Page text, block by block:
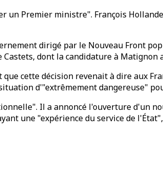
un Premier ministre". François
dirigé par le Nouveau Front
dont la candidature à Matignon
cette décision revenait à dire aux
d'"extrêmement dangereuse"
Il a annoncé l'ouverture d'un
une "expérience du service de